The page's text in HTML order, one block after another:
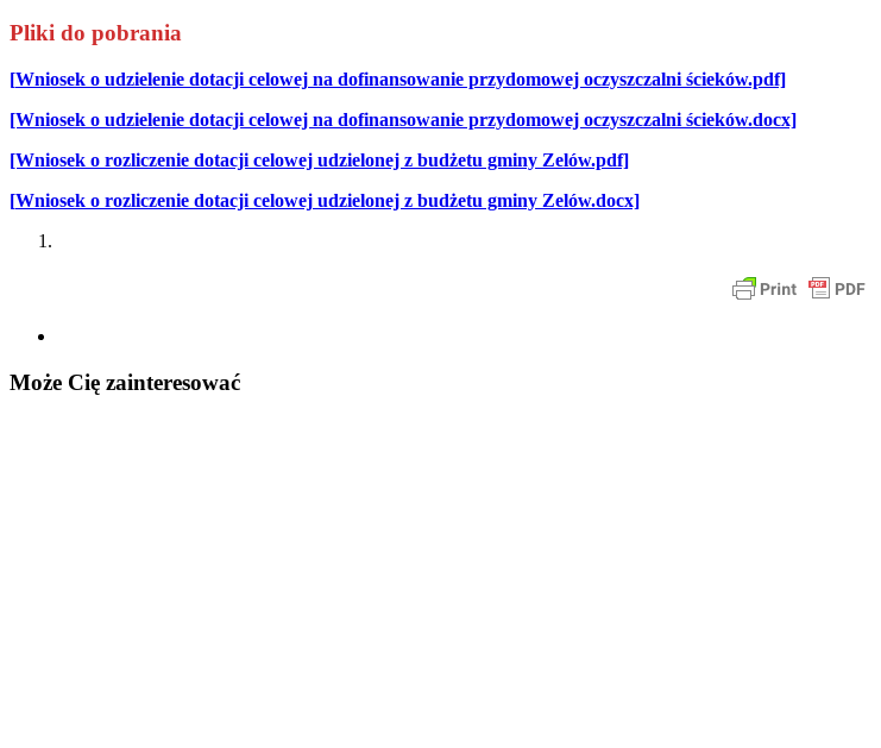
Pliki do pobrania
[Wniosek o udzielenie dotacji celowej na dofinansowanie przydomowej oczyszczalni ścieków.pdf]
[Wniosek o udzielenie dotacji celowej na dofinansowanie przydomowej oczyszczalni ścieków.docx]
[Wniosek o rozliczenie dotacji celowej udzielonej z budżetu gminy Zelów.pdf]
[Wniosek o rozliczenie dotacji celowej udzielonej z budżetu gminy Zelów.docx]
Może Cię zainteresować